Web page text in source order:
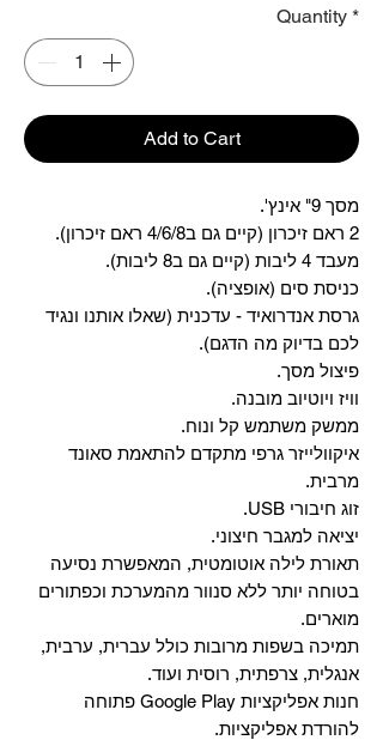
Quantity *
Add to Cart
מסך 9" אינץ'.
2 ראם זיכרון (קיים גם ב4/6/8 ראם זיכרון).
מעבד 4 ליבות (קיים גם ב8 ליבות).
כניסת סים (אופציה).
גרסת אנדרואיד - עדכנית (שאלו אותנו ונגיד
לכם בדיוק מה הדגם).
פיצול מסך.
וויז ויוטיוב מובנה.
ממשק משתמש קל ונוח.
איקוולייזר גרפי מתקדם להתאמת סאונד
מרבית.
זוג חיבורי USB.
יציאה למגבר חיצוני.
תאורת לילה אוטומטית, המאפשרת נסיעה
בטוחה יותר ללא סנוור מהמערכת וכפתורים
מוארים.
תמיכה בשפות מרובות כולל עברית, ערבית,
אנגלית, צרפתית, רוסית ועוד.
‏חנות אפליקציות Google Play פתוחה
להורדת אפליקציות.